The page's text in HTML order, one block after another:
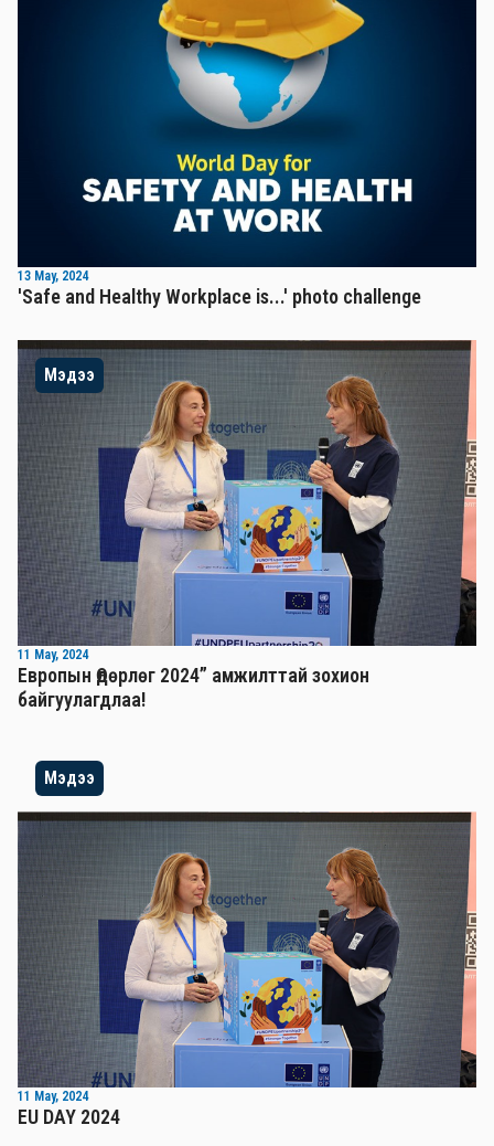
13 May, 2024
'Safe and Healthy Workplace is...' photo challenge
Мэдээ
11 May, 2024
Европын Өдөрлөг 2024” амжилттай зохион
байгуулагдлаа!
Мэдээ
11 May, 2024
EU DAY 2024